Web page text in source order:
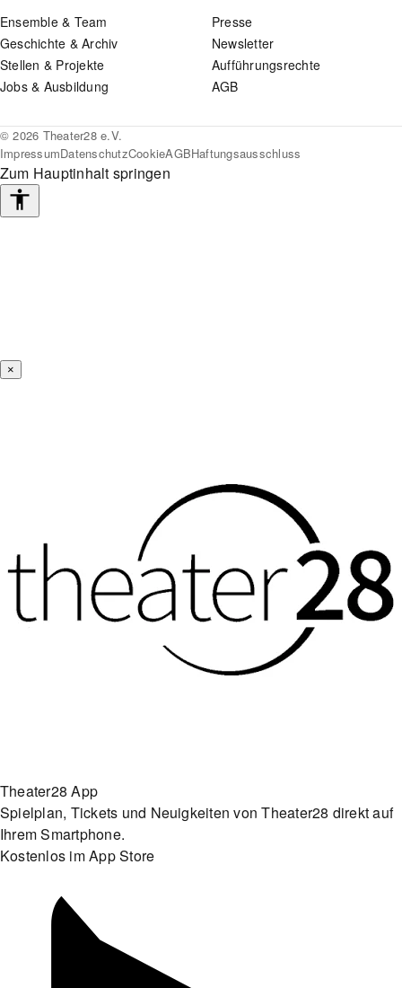
Ensemble & Team
Geschichte & Archiv
Stellen & Projekte
Jobs & Ausbildung
Presse
Newsletter
Aufführungsrechte
AGB
© 2026 Theater28 e.V.
ImpressumDatenschutzCookieAGBHaftungsausschluss
Zum Hauptinhalt springen
Barrierefreiheits-
×
Theater28 App
Spielplan, Tickets und Neuigkeiten von Theater28 direkt auf
Ihrem Smartphone.
Kostenlos im App Store